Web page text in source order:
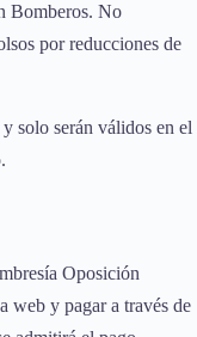
Bomberos. No
por reducciones de
solo serán válidos en el
Oposición
web y pagar a través de